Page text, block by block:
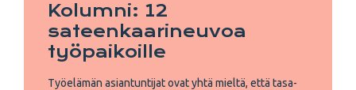
Kolumni: 12
sateenkaarineuvoa
työpaikoille
Työelämän asiantuntijat ovat yhtä mieltä, että tasa-